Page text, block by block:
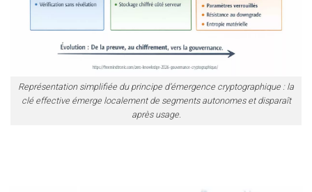
Représentation simplifiée du principe d’émergence cryptographique : la
clé effective émerge localement de segments autonomes et disparaît
après usage.